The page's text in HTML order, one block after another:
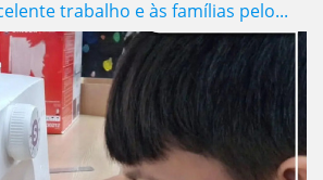
trabalho e às famílias pelo...